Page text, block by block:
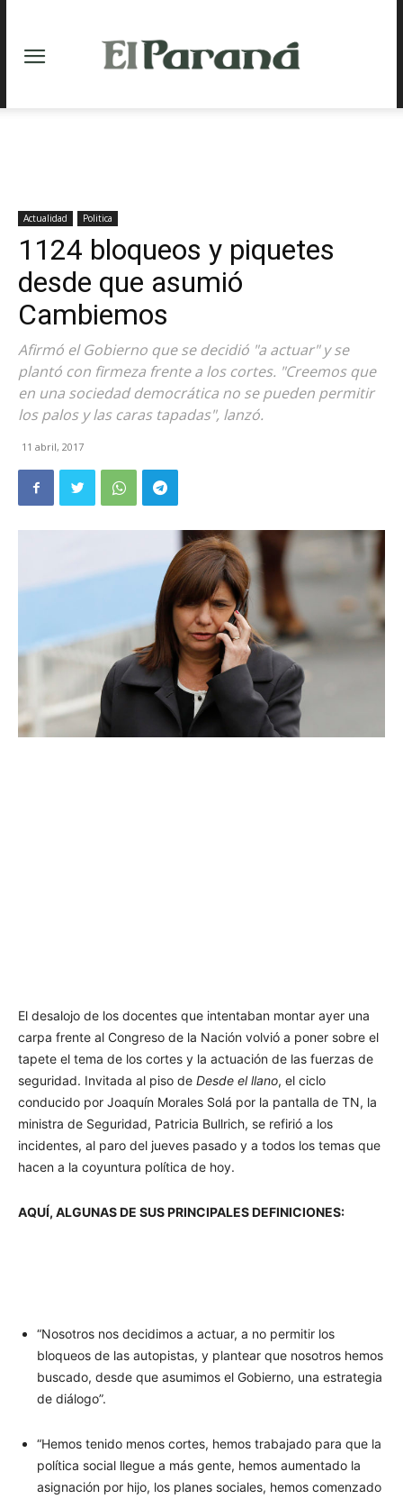
Actualidad Politica
1124 bloqueos y piquetes
desde que asumió
Cambiemos
Afirmó el Gobierno que se decidió "a actuar" y se
plantó con firmeza frente a los cortes. "Creemos que
en una sociedad democrática no se pueden permitir
los palos y las caras tapadas", lanzó.
11 abril, 2017
El desalojo de los docentes que intentaban montar ayer una
carpa frente al Congreso de la Nación volvió a poner sobre el
tapete el tema de los cortes y la actuación de las fuerzas de
seguridad. Invitada al piso de Desde el llano, el ciclo
conducido por Joaquín Morales Solá por la pantalla de TN, la
ministra de Seguridad, Patricia Bullrich, se refirió a los
incidentes, al paro del jueves pasado y a todos los temas que
hacen a la coyuntura política de hoy.
AQUÍ, ALGUNAS DE SUS PRINCIPALES DEFINICIONES:
“Nosotros nos decidimos a actuar, a no permitir los
bloqueos de las autopistas, y plantear que nosotros hemos
buscado, desde que asumimos el Gobierno, una estrategia
de diálogo”.
“Hemos tenido menos cortes, hemos trabajado para que la
política social llegue a más gente, hemos aumentado la
asignación por hijo, los planes sociales, hemos comenzado